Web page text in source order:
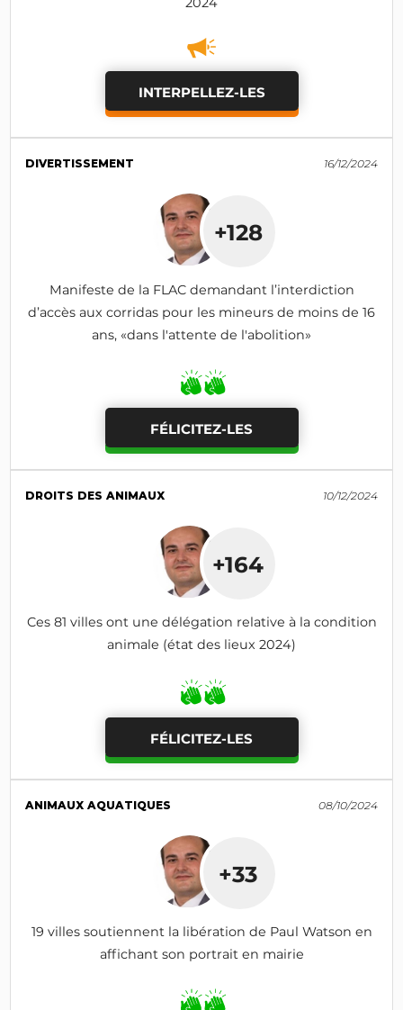
INTERPELLEZ-LES
DIVERTISSEMENT 16/12/2024
+128
Manifeste de la FLAC demandant l’interdiction
d’accès aux corridas pour les mineurs de moins de 16
ans, «dans l'attente de l'abolition»
FÉLICITEZ-LES
DROITS DES ANIMAUX 10/12/2024
+164
Ces 81 villes ont une délégation relative à la condition
animale (état des lieux 2024)
FÉLICITEZ-LES
ANIMAUX AQUATIQUES 08/10/2024
+33
19 villes soutiennent la libération de Paul Watson en
affichant son portrait en mairie